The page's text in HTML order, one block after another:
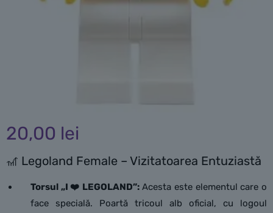
20,00 lei
🎢 Legoland Female – Vizitatoarea Entuziastă
Torsul „I ❤️ LEGOLAND”:Acesta este elementul care o
face specială. Poartă tricoul alb oficial, cu logoul